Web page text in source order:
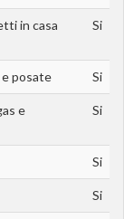
in casa
Si
posate Si
e
Si
Si
Si